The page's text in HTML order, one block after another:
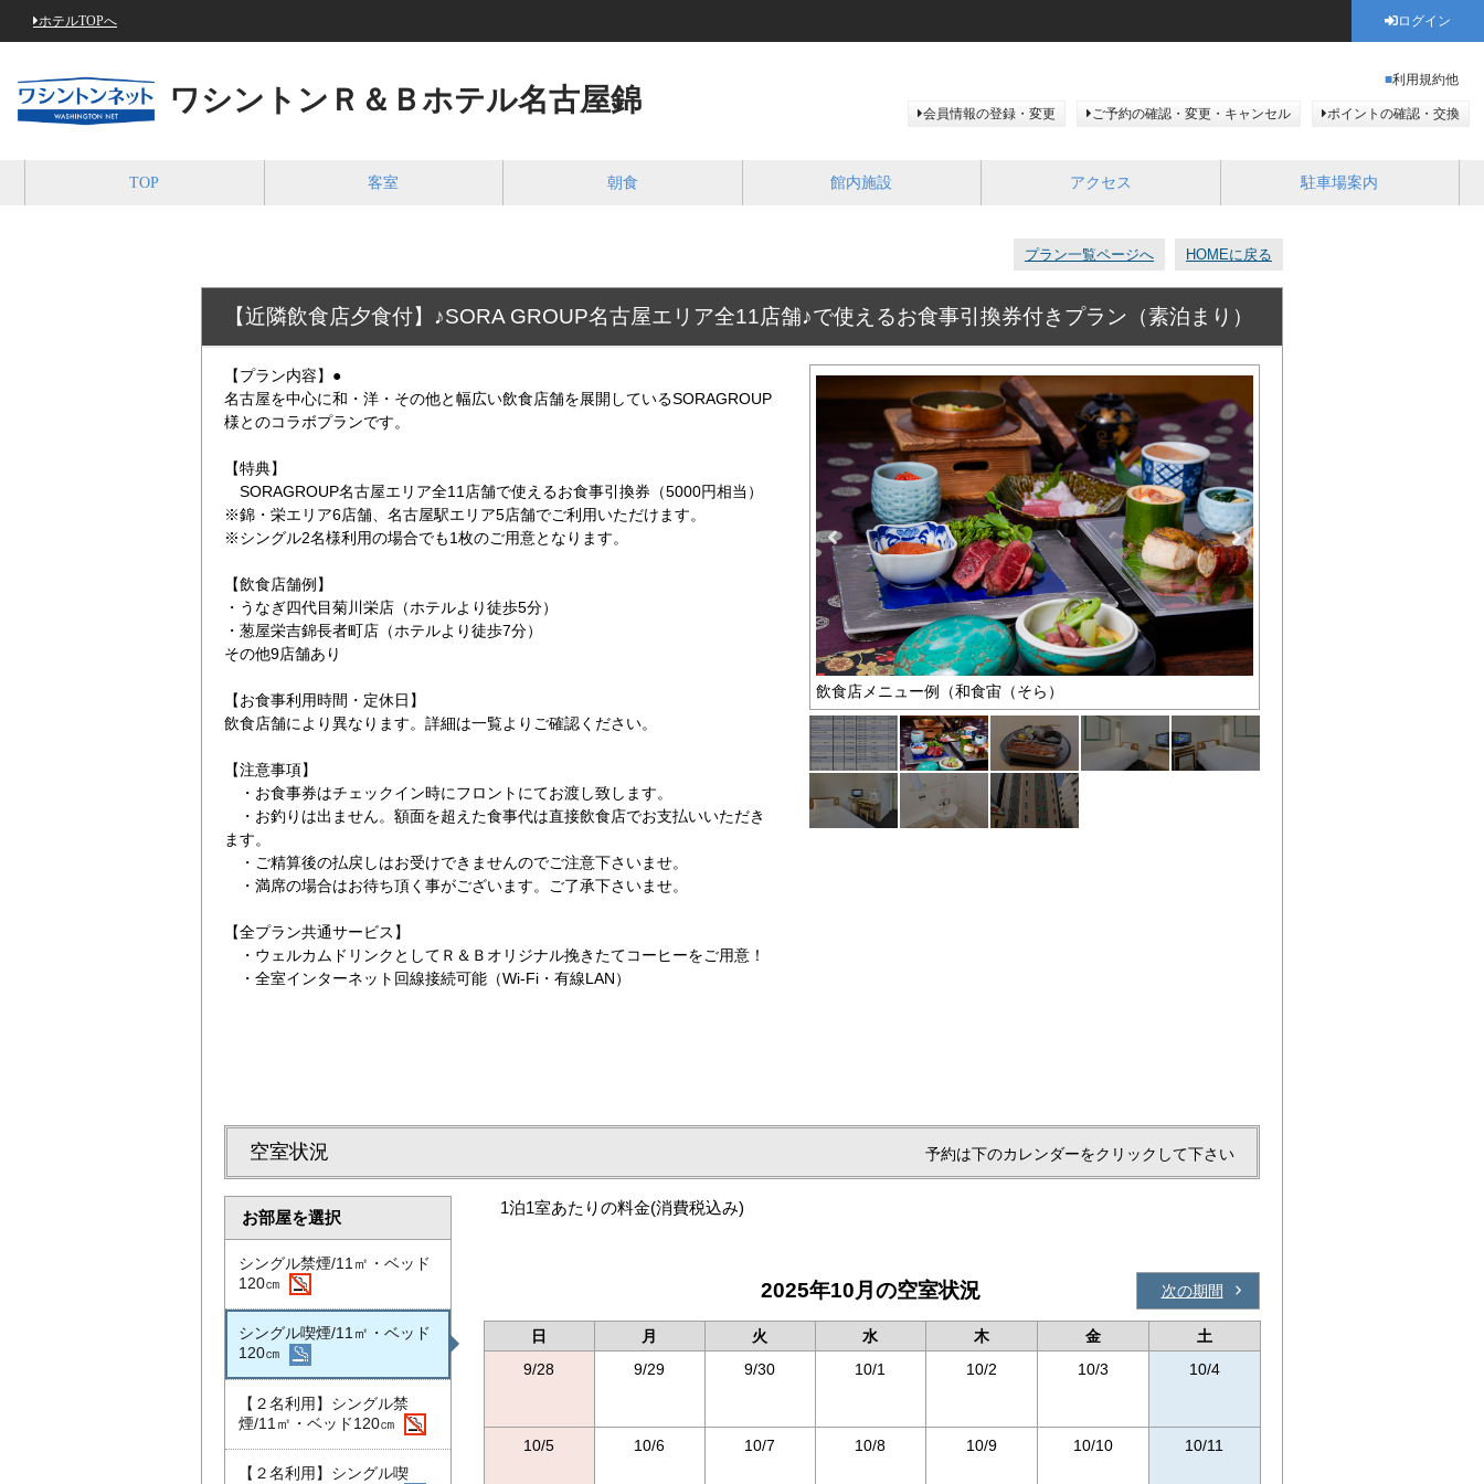
ホテルTOPへ ログイン
ワシントンＲ＆Ｂホテル名古屋錦
利用規約他
会員情報の登録・変更 ご予約の確認・変更・キャンセル ポイントの確認・交換
TOP 客室 朝食 館内施設 アクセス 駐車場案内
プラン一覧ページへ HOMEに戻る
【近隣飲食店夕食付】♪SORA GROUP名古屋エリア全11店舗♪で使えるお食事引換券付きプラン（素泊まり）
【プラン内容】●
名古屋を中心に和・洋・その他と幅広い飲食店舗を展開しているSORAGROUP
様とのコラボプランです。
【特典】
SORAGROUP名古屋エリア全11店舗で使えるお食事引換券（5000円相当）
※錦・栄エリア6店舗、名古屋駅エリア5店舗でご利用いただけます。
※シングル2名様利用の場合でも1枚のご用意となります。
【飲食店舗例】
・うなぎ四代目菊川栄店（ホテルより徒歩5分）
・葱屋栄吉錦長者町店（ホテルより徒歩7分）
その他9店舗あり
【お食事利用時間・定休日】
飲食店舗により異なります。詳細は一覧よりご確認ください。
【注意事項】
・お食事券はチェックイン時にフロントにてお渡し致します。
・お釣りは出ません。額面を超えた食事代は直接飲食店でお支払いいただき
ます。
・ご精算後の払戻しはお受けできませんのでご注意下さいませ。
・満席の場合はお待ち頂く事がございます。ご了承下さいませ。
【全プラン共通サービス】
・ウェルカムドリンクとしてＲ＆Ｂオリジナル挽きたてコーヒーをご用意！
・全室インターネット回線接続可能（Wi-Fi・有線LAN）
対象飲食店舗一覧 飲食店メニュー例（和食宙（そら）
空室状況 予約は下のカレンダーをクリックして下さい
お部屋を選択
シングル禁煙/11㎡・ベッド
120㎝
シングル喫煙/11㎡・ベッド
120㎝
【２名利用】シングル禁
煙/11㎡・ベッド120㎝
【２名利用】シングル喫
1泊1室あたりの料金(消費税込み)
2025年10月の空室状況 次の期間
日 月 火 水 木 金
土
9/28
9/29 9/30 10/1 10/2 10/3 10/4
10/5 10/6 10/7 10/8 10/9 10/10 10/11